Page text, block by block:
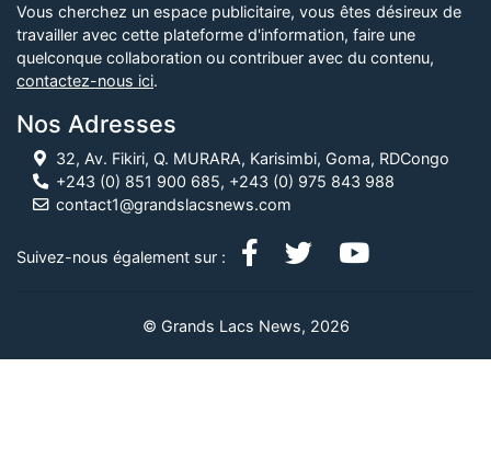
Vous cherchez un espace publicitaire, vous êtes désireux de
travailler avec cette plateforme d'information, faire une
quelconque collaboration ou contribuer avec du contenu,
contactez-nous ici.
Nos Adresses
32, Av. Fikiri, Q. MURARA, Karisimbi, Goma, RDCongo
+243 (0) 851 900 685, +243 (0) 975 843 988
contact1@grandslacsnews.com
Suivez-nous également sur :
© Grands Lacs News, 2026